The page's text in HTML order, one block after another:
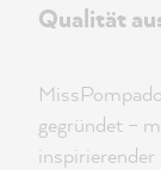
Qualität
gegründet –
inspirierender